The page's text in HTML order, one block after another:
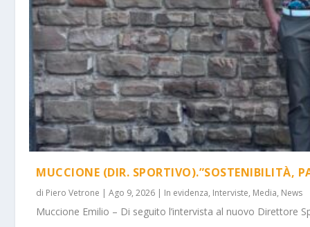
MUCCIONE (DIR. SPORTIVO).”SOSTENIBILITÀ,
di Piero Vetrone |Ago 9, 2026 | In evidenza, Interviste, Media, News
Muccione Emilio – Di seguito l’intervista al nuovo Direttore